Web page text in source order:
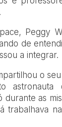
Peggy
de
a integrar.
o
as
trabalhava